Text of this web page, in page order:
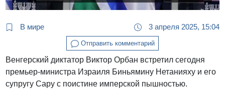
В мире 3 апреля 2025, 15:04
Отправить комментарий
Венгерский диктатор Виктор Орбан встретил сегодня
премьер-министра Израиля Биньямину Нетанияху и его
супругу Сару с поистине имперской пышностью.